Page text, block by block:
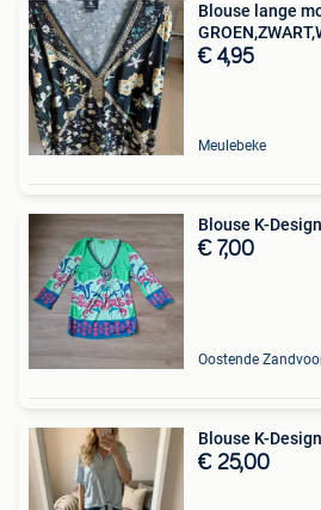
Blouse lange
€ 4,95
Meulebeke
Blouse K-
€ 7,00
Blouse K-
€ 25,00